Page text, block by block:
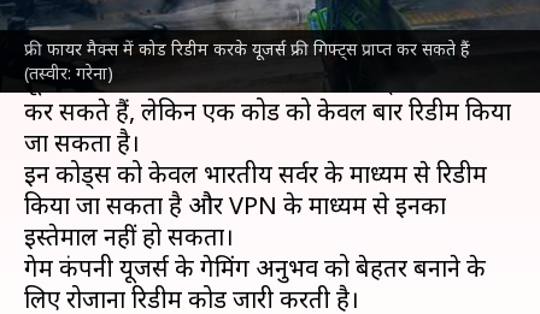
फ्री फायर मैक्स में कोड रिडीम करके यूजर्स फ्री गिफ्ट्स प्राप्त कर सकते हैं
(तस्वीर: गरेना)
फ्री फायर मैक्सने 17 अप्रैल के लिए रिडीम कोड्स जारी कर
दिए हैं।
यूजर्स सीमित समय के भीतर इन सभी कोड्स को रिडीम
कर सकते हैं, लेकिन एक कोड को केवल बार रिडीम किया
जा सकता है।
इन कोड्स को केवल भारतीय सर्वर के माध्यम से रिडीम
किया जा सकता है और VPN के माध्यम से इनका
इस्तेमाल नहीं हो सकता।
गेम कंपनी यूजर्स के गेमिंग अनुभव को बेहतर बनाने के